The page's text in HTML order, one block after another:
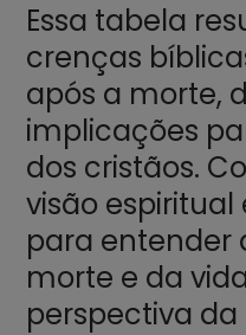
Essa tabela
crenças
após a morte,
implicações
dos cristãos.
visão
para entender
morte e da
perspectiva da